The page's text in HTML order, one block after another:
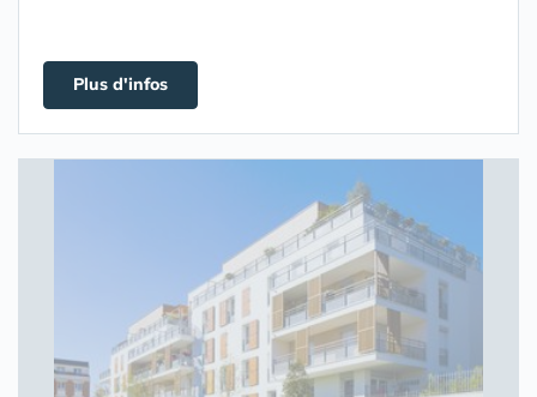
Plus d'infos